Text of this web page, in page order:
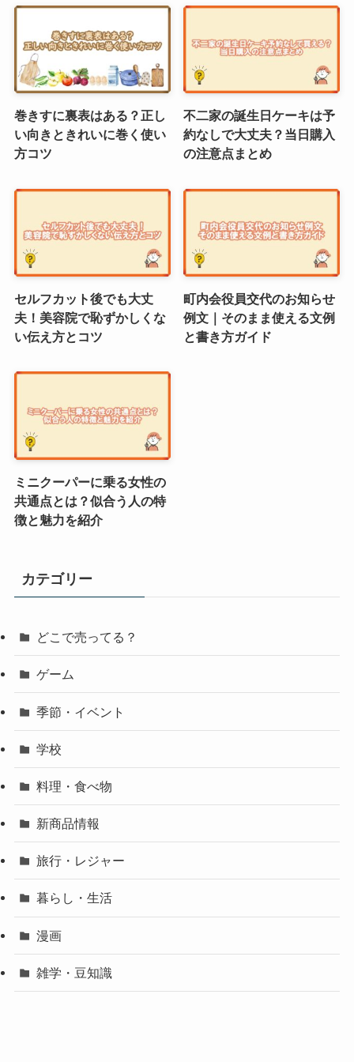
巻きすに裏表はある？正し
い向きときれいに巻く使い
方コツ
不二家の誕生日ケーキは予
約なしで大丈夫？当日購入
の注意点まとめ
セルフカット後でも大丈
夫！美容院で恥ずかしくな
い伝え方とコツ
町内会役員交代のお知らせ
例文｜そのまま使える文例
と書き方ガイド
ミニクーパーに乗る女性の
共通点とは？似合う人の特
徴と魅力を紹介
カテゴリー
どこで売ってる？
ゲーム
季節・イベント
学校
料理・食べ物
新商品情報
旅行・レジャー
暮らし・生活
漫画
雑学・豆知識